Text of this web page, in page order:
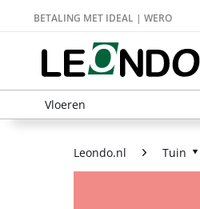
BETALING MET IDEAL | WERO
Vloeren
Leondo.nl Tuin